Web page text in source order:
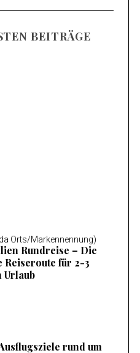
BEITRÄGE
Orts/Markennennung)
Rundreise – Die
Reiseroute für 2-3
Urlaub
rund um